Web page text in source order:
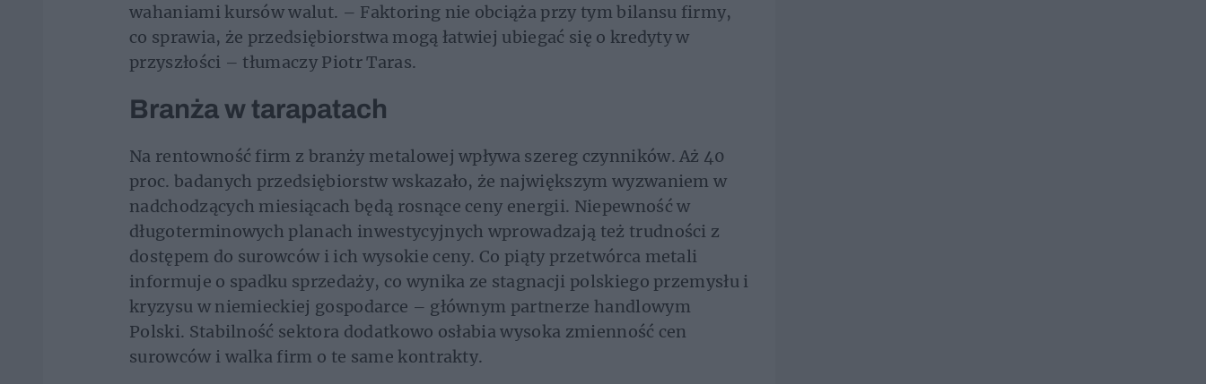
wahaniami kursów walut. – Faktoring nie obciąża przy tym bilansu firmy,
co sprawia, że przedsiębiorstwa mogą łatwiej ubiegać się o kredyty w
przyszłości – tłumaczy Piotr Taras.
Branża w tarapatach
Na rentowność firm z branży metalowej wpływa szereg czynników. Aż 40
proc. badanych przedsiębiorstw wskazało, że największym wyzwaniem w
nadchodzących miesiącach będą rosnące ceny energii. Niepewność w
długoterminowych planach inwestycyjnych wprowadzają też trudności z
dostępem do surowców i ich wysokie ceny. Co piąty przetwórca metali
informuje o spadku sprzedaży, co wynika ze stagnacji polskiego przemysłu i
kryzysu w niemieckiej gospodarce – głównym partnerze handlowym
Polski. Stabilność sektora dodatkowo osłabia wysoka zmienność cen
surowców i walka firm o te same kontrakty.